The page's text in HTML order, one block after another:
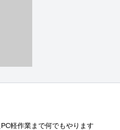
軽作業まで何でもやります